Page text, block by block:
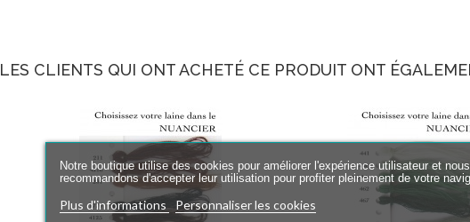
LES CLIENTS QUI ONT ACHETÉ CE PRODUIT ONT
Notre boutique utilise des cookies pour améliorer l'expérience utilisateur et
recommandons d'accepter leur utilisation pour profiter pleinement de votre
Plus d'informations Personnaliser les cookies